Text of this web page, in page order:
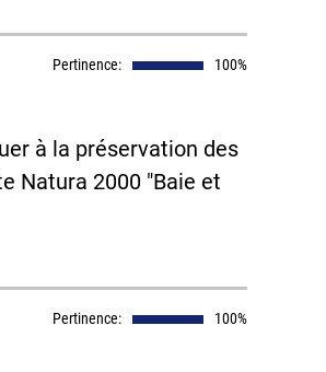
Pertinence: 100%
à la préservation des
Natura 2000 "Baie et
Pertinence: 100%